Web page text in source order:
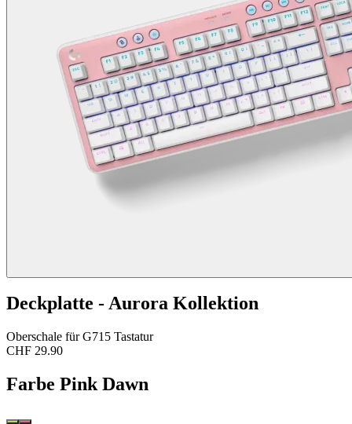
Deckplatte - Aurora Kollektion
Oberschale für G715 Tastatur
CHF 29.90
Farbe Pink Dawn